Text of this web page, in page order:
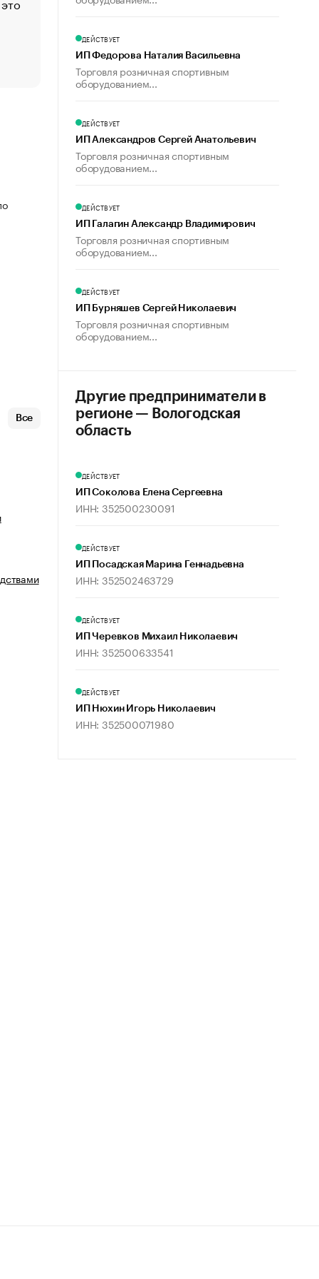
Что обвинения против Павла Дурова значат для
пользователей
Все
ДЕЙСТВУЕТ
ИП Федорова Наталия Васильевна
Торговля розничная спортивным
оборудованием...
ДЕЙСТВУЕТ
ИП Александров Сергей Анатольевич
Торговля розничная спортивным
оборудованием...
ДЕЙСТВУЕТ
ИП Галагин Александр Владимирович
Торговля розничная спортивным
оборудованием...
ДЕЙСТВУЕТ
ИП Бурняшев Сергей Николаевич
Торговля розничная спортивным
оборудованием...
Другие предприниматели в
регионе — Вологодская
область
ДЕЙСТВУЕТ
ИП Соколова Елена Сергеевна
ИНН: 352500230091
ДЕЙСТВУЕТ
ИП Посадская Марина Геннадьевна
ИНН: 352502463729
ДЕЙСТВУЕТ
ИП Черевков Михаил Николаевич
ИНН: 352500633541
ДЕЙСТВУЕТ
ИП Нюхин Игорь Николаевич
ИНН: 352500071980